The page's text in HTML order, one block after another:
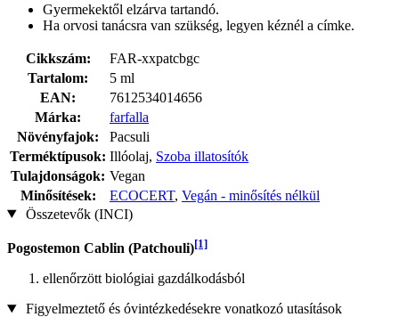
Gyermekektől elzárva tartandó.
Ha orvosi tanácsra van szükség, legyen kéznél a címke.
Cikkszám:
FAR-xxpatcbgc
Tartalom:
5 ml
EAN:
7612534014656
Márka:
farfalla
Növényfajok:
Pacsuli
Terméktípusok: Illóolaj, Szoba illatosítók
Tulajdonságok: Vegan
Minősítések:
ECOCERT, Vegán - minősítés nélkül
Összetevők (INCI)
Pogostemon Cablin (Patchouli)[1]
ellenőrzött biológiai gazdálkodásból
Figyelmeztető és óvintézkedésekre vonatkozó utasítások